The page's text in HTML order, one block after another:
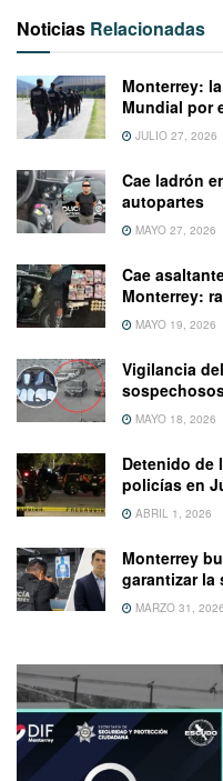
Noticias Relacionadas
Monterrey:
Mundial por
JULIO 27, 2026
Cae ladrón
autopartes
MAYO 27, 2026
Cae
Monterrey:
MAYO 19, 2026
Vigilancia
MAYO 18, 2026
Detenido de
policías en
ABRIL 1, 2026
Monterrey
garantizar la
MARZO 31, 2026